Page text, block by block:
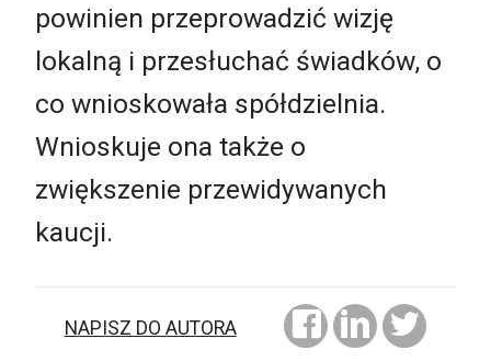
powinien przeprowadzić wizję
lokalną i przesłuchać świadków, o
co wnioskowała spółdzielnia.
Wnioskuje ona także o
zwiększenie przewidywanych
kaucji.
NAPISZ DO AUTORA